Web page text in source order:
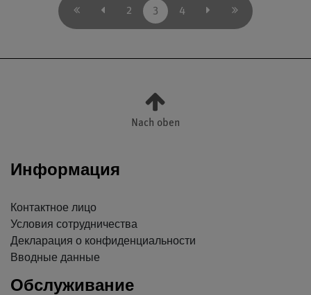
2 3 4
Nach oben
Информация
Контактное лицо
Условия сотрудничества
Декларация о конфиденциальности
Вводные данные
Обслуживание